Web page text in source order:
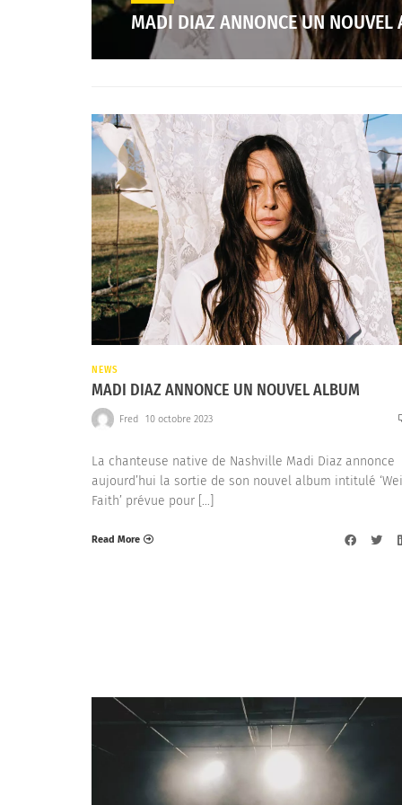
MADI DIAZ ANNONCE UN NOUVEL
NEWS
MADI DIAZ ANNONCE UN NOUVEL ALBUM
Fred 10 octobre 2023
La chanteuse native de Nashville Madi Diaz annonce
aujourd’hui la sortie de son nouvel album intitulé
Faith’ prévue pour […]
Read More